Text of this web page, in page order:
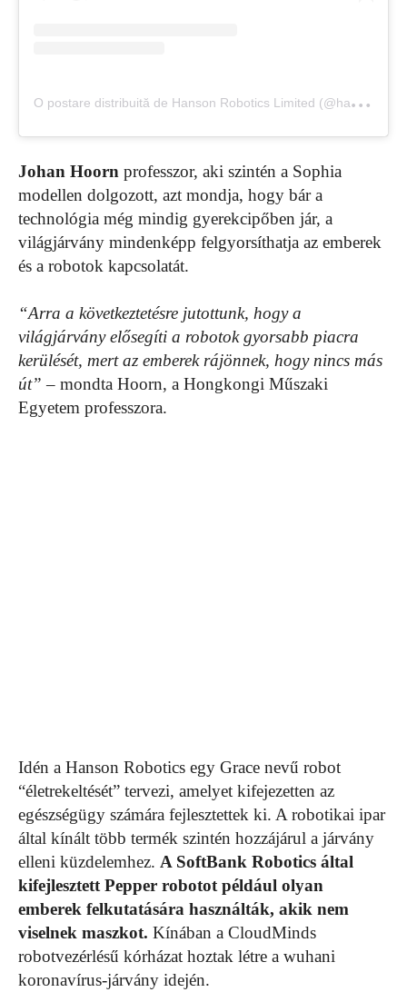
O
postare distribuită de Hanson Robotics Limited (@hansonrobotics)
Johan Hoorn professzor, aki szintén a Sophia
modellen dolgozott, azt mondja, hogy bár a
technológia még mindig gyerekcipőben jár, a
világjárvány mindenképp felgyorsíthatja az emberek
és a robotok kapcsolatát.
“Arra a következtetésre jutottunk, hogy a
világjárvány elősegíti a robotok gyorsabb piacra
kerülését, mert az emberek rájönnek, hogy nincs más
út” – mondta Hoorn, a Hongkongi Műszaki
Egyetem professzora.
Idén a Hanson Robotics egy Grace nevű robot
“életrekeltését” tervezi, amelyet kifejezetten az
egészségügy számára fejlesztettek ki. A robotikai ipar
által kínált több termék szintén hozzájárul a járvány
elleni küzdelemhez. A SoftBank Robotics által
kifejlesztett Pepper robotot például olyan
emberek felkutatására használták, akik nem
viselnek maszkot. Kínában a CloudMinds
robotvezérlésű kórházat hoztak létre a wuhani
koronavírus-járvány idején.